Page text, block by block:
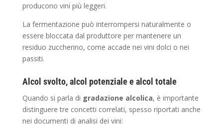
producono vini più leggeri.
La fermentazione può interrompersi naturalmente o
essere bloccata dal produttore per mantenere un
residuo zuccherino, come accade nei vini dolci o nei
passiti.
Alcol svolto, alcol potenziale e alcol totale
Quando si parla di gradazione alcolica, è importante
distinguere tre concetti correlati, spesso riportati anche
nei documenti di analisi dei vini: